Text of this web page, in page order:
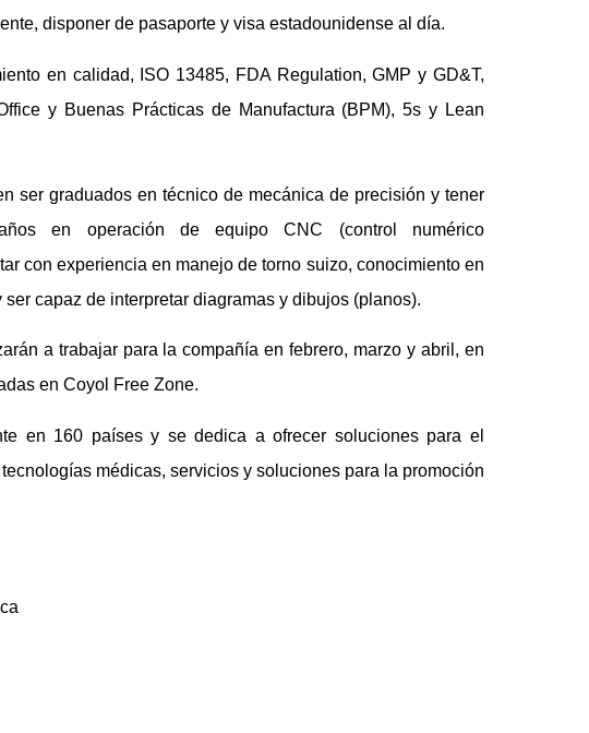
disponer de pasaporte y visa estadounidense al día.
en calidad, ISO 13485, FDA Regulation, GMP y GD&T,
y Buenas Prácticas de Manufactura (BPM), 5s y Lean
ser graduados en técnico de mecánica de precisión y tener
en operación de equipo CNC (control numérico
con experiencia en manejo de torno suizo, conocimiento en
capaz de interpretar diagramas y dibujos (planos).
a trabajar para la compañía en febrero, marzo y abril, en
en Coyol Free Zone.
en 160 países y se dedica a ofrecer soluciones para el
médicas, servicios y soluciones para la promoción